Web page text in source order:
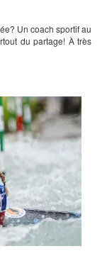
Un coach sportif au
du partage! À très